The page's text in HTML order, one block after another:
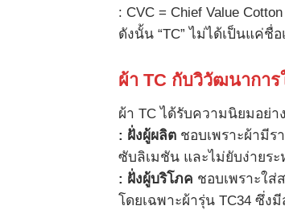
: CVC = Chief Value
ดังนั้น “TC” ไม่ได้เป็นแค่ชื่
ผ้า TC กับวิวัฒนาการ
ผ้า TC ได้รับความนิยมอย่
: ฝั่งผู้ผลิต ชอบเพราะผ้ามีร
ซับลิเมชัน และไม่ยับง่ายร
: ฝั่งผู้บริโภค ชอบเพราะใ
โดยเฉพาะผ้ารุ่น TC34 ซึ่ง